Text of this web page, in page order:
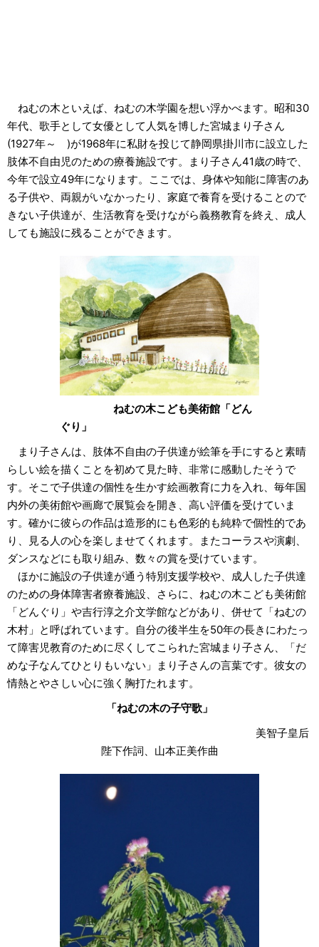
ねむの木といえば、ねむの木学園を想い浮かべます。昭和30
年代、歌手として女優として人気を博した宮城まり子さん
(1927年～ )が1968年に私財を投じて静岡県掛川市に設立した
肢体不自由児のための療養施設です。まり子さん41歳の時で、
今年で設立49年になります。ここでは、身体や知能に障害のあ
る子供や、両親がいなかったり、家庭で養育を受けることので
きない子供達が、生活教育を受けながら義務教育を終え、成人
しても施設に残ることができます。
ねむの木こども美術館「どん
ぐり」
まり子さんは、肢体不自由の子供達が絵筆を手にすると素晴
らしい絵を描くことを初めて見た時、非常に感動したそうで
す。そこで子供達の個性を生かす絵画教育に力を入れ、毎年国
内外の美術館や画廊で展覧会を開き、高い評価を受けていま
す。確かに彼らの作品は造形的にも色彩的も純粋で個性的であ
り、見る人の心を楽しませてくれます。またコーラスや演劇、
ダンスなどにも取り組み、数々の賞を受けています。
ほかに施設の子供達が通う特別支援学校や、成人した子供達
のための身体障害者療養施設、さらに、ねむの木こども美術館
「どんぐり」や吉行淳之介文学館などがあり、併せて「ねむの
木村」と呼ばれています。自分の後半生を50年の長きにわたっ
て障害児教育のために尽くしてこられた宮城まり子さん、「だ
めな子なんてひとりもいない」まり子さんの言葉です。彼女の
情熱とやさしい心に強く胸打たれます。
「ねむの木の子守歌」
美智子皇后
陛下作詞、山本正美作曲